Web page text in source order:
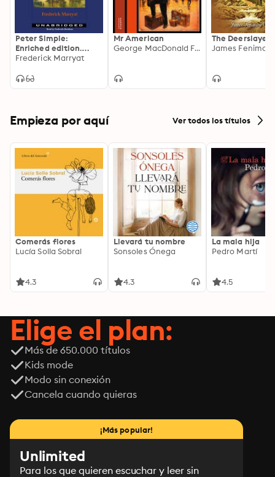
Peter Simple:
Enriched edition.
Adventures on the
Bravery and
Frederick Marryat
Mr American
George MacDonald Fraser
The Deerslayer
Empieza por aquí Ver todos los títulos
Comerás flores
Lucía Solla Sobral
4.3
Llevará tu nombre
Sonsoles Ónega
4.3
La mala hija
Pedro Martí
4.5
Elige el plan:
Más de 650.000 títulos
Kids mode
Modo sin conexión
Cancela cuando quieras
¡Más popular!
Unlimited
Para los que quieren escuchar y leer sin